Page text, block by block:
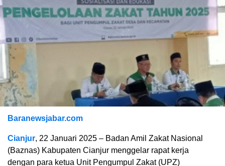
Baranewsjabar.com
Cianjur, 22 Januari 2025 – Badan Amil Zakat Nasional
(Baznas) Kabupaten Cianjur menggelar rapat kerja
dengan para ketua Unit Pengumpul Zakat (UPZ)